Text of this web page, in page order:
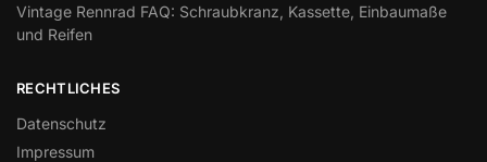
Vintage Rennrad FAQ: Schraubkranz, Kassette, Einbaumaße
und Reifen
RECHTLICHES
Datenschutz
Impressum